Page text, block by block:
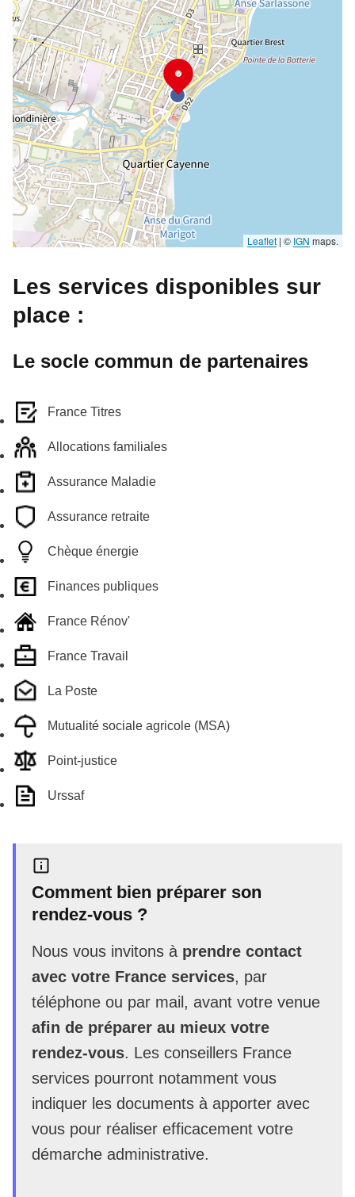
Leaflet | © IGN maps.
Les services disponibles sur
place :
Le socle commun de partenaires
France Titres
Allocations familiales
Assurance Maladie
Assurance retraite
Chèque énergie
Finances publiques
France Rénov'
France Travail
La Poste
Mutualité sociale agricole (MSA)
Point-justice
Urssaf
Comment bien préparer son
rendez-vous ?
Nous vous invitons à prendre contact
avec votre France services, par
téléphone ou par mail, avant votre venue
afin de préparer au mieux votre
rendez-vous. Les conseillers France
services pourront notamment vous
indiquer les documents à apporter avec
vous pour réaliser efficacement votre
démarche administrative.